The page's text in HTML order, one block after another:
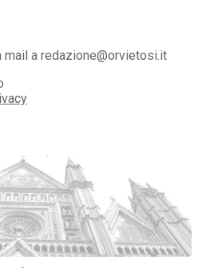
mail a redazione@orvietosi.it